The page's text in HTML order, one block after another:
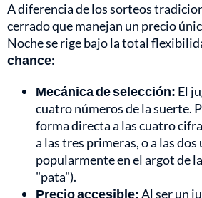
A diferencia de los sorteos
cerrado que manejan un precio
Noche se rige bajo la total
chance:
Mecánica de selección: El
cuatro números de la suerte.
forma directa a las cuatro
a las tres primeras, o a las
popularmente en el argot de
"pata").
Precio accesible:Al ser un